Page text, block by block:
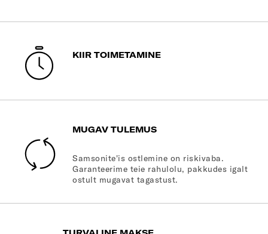
KIIR TOIMETAMINE
MUGAV TULEMUS
Samsonite'is ostlemine on riskivaba.
Garanteerime teie rahulolu, pakkudes igalt
ostult mugavat tagastust.